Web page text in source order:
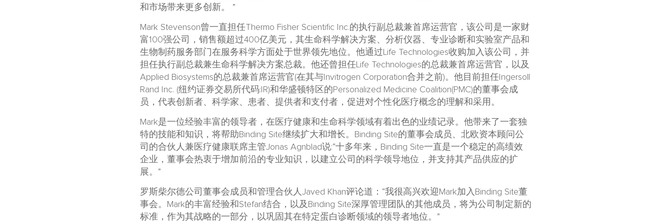
和市场带来更多创新。 ”
Mark Stevenson曾一直担任Thermo Fisher Scientific Inc.的执行副总裁兼首席运营官，该公司是一家财
富100强公司，销售额超过400亿美元，其生命科学解决方案、分析仪器、专业诊断和实验室产品和
生物制药服务部门在服务科学方面处于世界领先地位。他通过Life Technologies收购加入该公司，并
担任执行副总裁兼生命科学解决方案总裁。他还曾担任Life Technologies的总裁兼首席运营官，以及
Applied Biosystems的总裁兼首席运营官(在其与Invitrogen Corporation合并之前)。他目前担任Ingersoll
Rand Inc. (纽约证券交易所代码:IR)和华盛顿特区的Personalized Medicine Coalition(PMC)的董事会成
员，代表创新者、科学家、患者、提供者和支付者，促进对个性化医疗概念的理解和采用。
Mark是一位经验丰富的领导者，在医疗健康和生命科学领域有着出色的业绩记录。他带来了一套独
特的技能和知识，将帮助Binding Site继续扩大和增长。Binding Site的董事会成员、北欧资本顾问公
司的合伙人兼医疗健康联席主管Jonas Agnblad说:“十多年来，Binding Site一直是一个稳定的高绩效
企业，董事会热衷于增加前沿的专业知识，以建立公司的科学领导地位，并支持其产品供应的扩
展。”
罗斯柴尔德公司董事会成员和管理合伙人Javed Khan评论道：“我很高兴欢迎Mark加入Binding Site董
事会。Mark的丰富经验和Stefan结合，以及Binding Site深厚管理团队的其他成员，将为公司制定新的
标准，作为其战略的一部分，以巩固其在特定蛋白诊断领域的领导者地位。”